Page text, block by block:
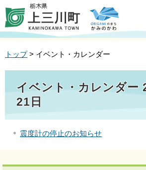
トップ> イベント・カレンダー
イベント・カレンダー
21日
震度計の停止のお知らせ